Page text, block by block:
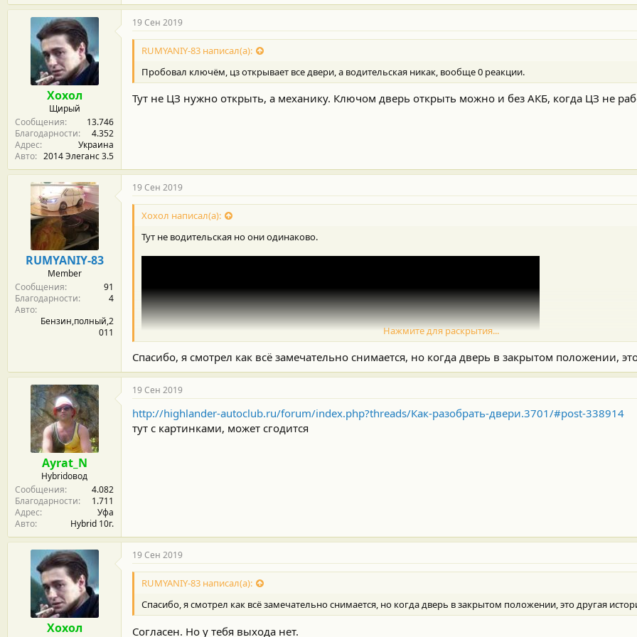
Хохол
Щирый
Сообщения
13.746
Благодарности
4.352
Адрес
Украина
Авто
2014 Элеганс 3.5
19 Сен 2019
RUMYANIY-83 написал(а):
Пробовал ключём, цз открывает все двери, а водительская никак, вообще 0 реакции.
Тут не ЦЗ нужно открыть, а механику. Ключом дверь открыть можно и без АКБ, когда ЦЗ не
RUMYANIY-83
Member
Сообщения
91
Благодарности
4
Авто
Бензин,полный,2
011
19 Сен 2019
Хохол написал(а):
Тут не водительская но они одинаково.
Нажмите для раскрытия...
Спасибо, я смотрел как всё замечательно снимается, но когда дверь в закрытом положении,
Ayrat_N
Hybridовод
Сообщения
4.082
Благодарности
1.711
Адрес
Уфа
Авто
Hybrid 10г.
19 Сен 2019
http://highlander-autoclub.ru/forum/index.php?threads/Как-разобрать-двери.3701/#post-338914
тут с картинками, может сгодится
Хохол
19 Сен 2019
RUMYANIY-83 написал(а):
Спасибо, я смотрел как всё замечательно снимается, но когда дверь в закрытом положении, это другая
Согласен. Но у тебя выхода нет.